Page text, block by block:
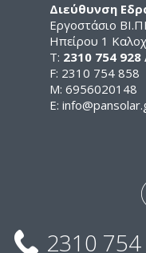
Διεύθυνση
Εργοστάσιο
Ηπείρου 1
Τ: 2310 754
F: 2310 754 858
M: 6956020148
E:
2310